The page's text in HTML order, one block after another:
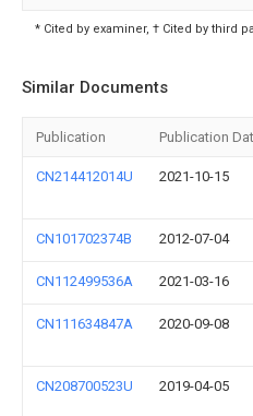
* Cited by examiner, † Cited by third
Similar Documents
Publication Publication
CN214412014U 2021-10-15
CN101702374B 2012-07-04
CN112499536A 2021-03-16
CN111634847A 2020-09-08
CN208700523U 2019-04-05